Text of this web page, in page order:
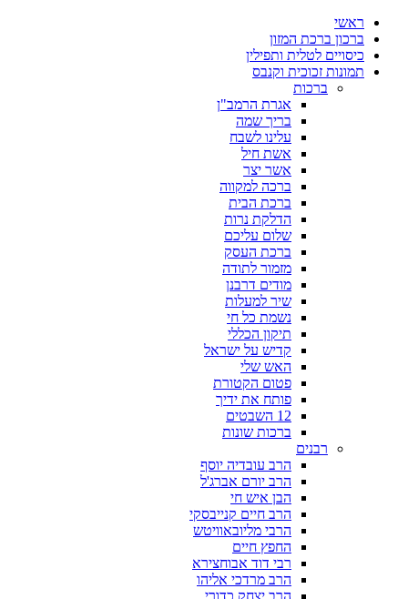
ראשי
ברכון ברכת המזון
כיסויים לטלית ותפילין
תמונות זכוכית וקנבס
ברכות
אגרת הרמב"ן
בריך שמה
עלינו לשבח
אשת חיל
אשר יצר
ברכה למקווה
ברכת הבית
הדלקת נרות
שלום עליכם
ברכת העסק
מזמור לתודה
מודים דרבנן
שיר למעלות
נשמת כל חי
תיקון הכללי
קדיש על ישראל
האש שלי
פטום הקטורת
פותח את ידיך
12 השבטים
ברכות שונות
רבנים
הרב עובדיה יוסף
הרב יורם אברג'ל
הבן איש חי
הרב חיים קנייבסקי
הרבי מליובאוויטש
החפץ חיים
רבי דוד אבוחצירא
הרב מרדכי אליהו
הרב יצחק כדורי